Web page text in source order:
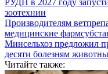
зоотехнии
Производителям
медицинские
Минсельхоз предложил
десяти болезням
Читайте также: